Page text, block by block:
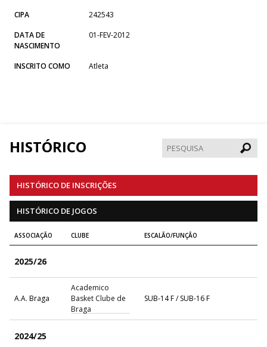
CIPA
242543
DATA DE
NASCIMENTO
01-FEV-2012
INSCRITO COMO Atleta
HISTÓRICO
HISTÓRICO DE INSCRIÇÕES
HISTÓRICO DE JOGOS
ASSOCIAÇÃO CLUBE ESCALÃO/FUNÇÃO
2025/26
A.A. Braga
Academico
Basket Clube de
Braga
SUB-14 F / SUB-16 F
2024/25